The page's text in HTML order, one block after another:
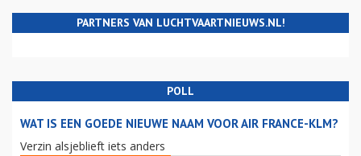
PARTNERS VAN LUCHTVAARTNIEUWS.NL!
POLL
WAT IS EEN GOEDE NIEUWE NAAM VOOR AIR FRANCE-KLM?
Verzin alsjeblieft iets anders